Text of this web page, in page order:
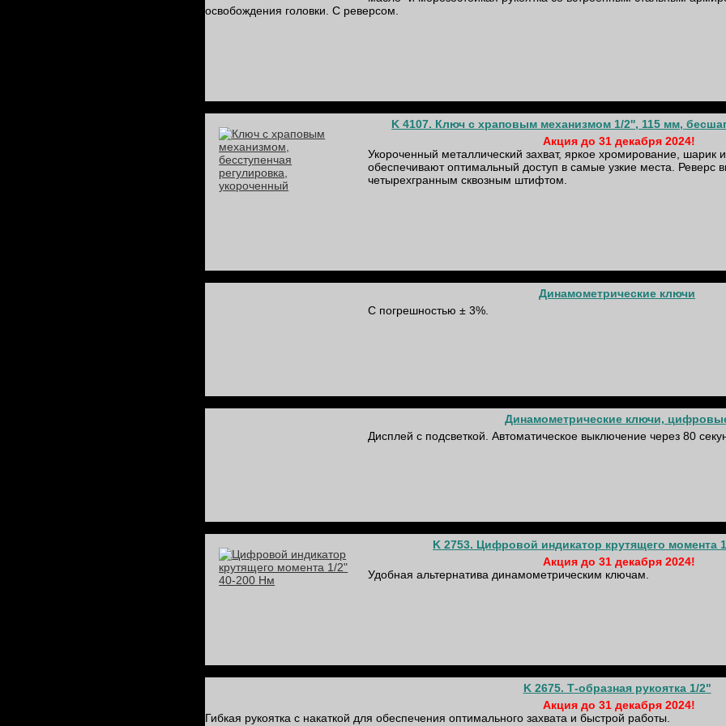
освобождения головки. С реверсом.
K 4107. Ключ с храповым механизмом 1/2'', 115 мм,
Акция до 31 декабря 2024!
Укороченный металлический захват, яркое хромирование, шарик
обеспечивают оптимальный доступ в самые узкие места. Реверс
четырехгранным сквозным штифтом.
Динамометрические ключи
С погрешностью ± 3%.
Динамометрические ключи,
Дисплей с подсветкой. Автоматическое выключение через 80
K 2753. Цифровой индикатор крутящего момента
Акция до 31 декабря 2024!
Удобная альтернатива динамометрическим ключам.
K 2675. Т-образная рукоятка 1/2"
Акция до 31 декабря 2024!
Гибкая рукоятка с накаткой для обеспечения оптимального захвата и быстрой работы.